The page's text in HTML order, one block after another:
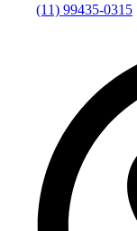
(11) 99435-0315